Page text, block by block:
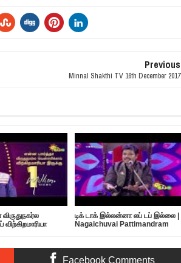
Previous
Minnal Shakthi TV 16th December 2017
டிக் டாக் இல்லன்னா லப் டப் இல்லை |
Nagaichuvai Pattimandram
Facebook Comments